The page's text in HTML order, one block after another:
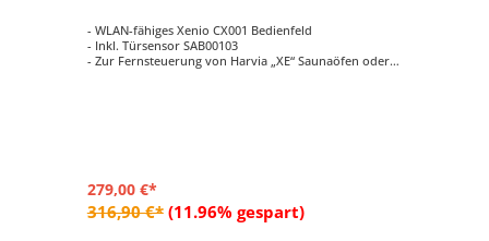
- WLAN-fähiges Xenio CX001 Bedienfeld
- Inkl. Türsensor SAB00103
- Zur Fernsteuerung von Harvia „XE“ Saunaöfen oder
279,00 €*
316,90 €* (11.96% gespart)